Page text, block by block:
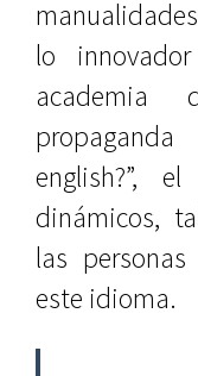
lo
english?”,
dinámicos,
las
este idioma.